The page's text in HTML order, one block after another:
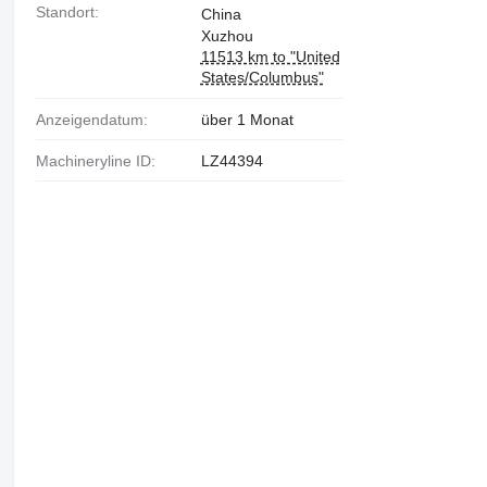
Standort:
China
Xuzhou
11513 km to "United
States/Columbus"
Anzeigendatum: über 1 Monat
Machineryline ID: LZ44394